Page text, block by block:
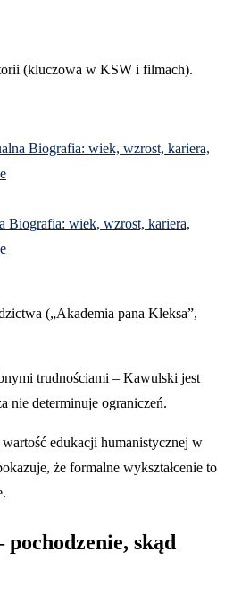
(kluczowa w KSW i filmach).
Biografia: wiek, wzrost, kariera,
Biografia: wiek, wzrost, kariera,
(„Akademia pana Kleksa”,
trudnościami – Kawulski jest
nie determinuje ograniczeń.
edukacji humanistycznej w
że formalne wykształcenie to
skąd